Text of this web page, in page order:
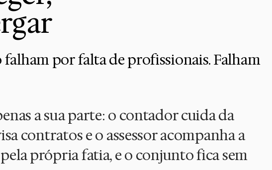
por falta de profissionais. Falham
a sua parte: o contador cuida da
contratos e o assessor acompanha a
própria fatia, e o conjunto fica sem